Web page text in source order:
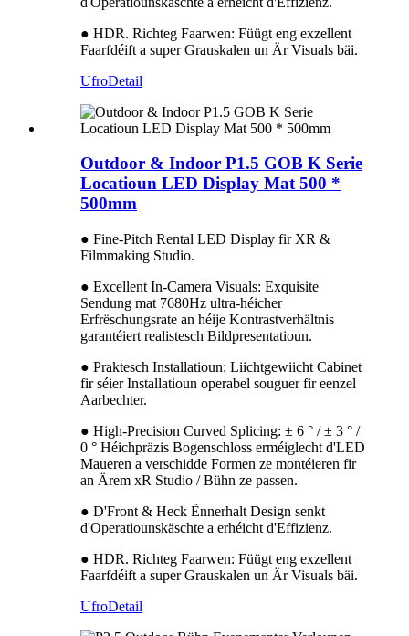
● HDR. Richteg Faarwen: Füügt eng exzellent
Faarfdéift a super Grauskalen un Är Visuals bäi.
UfroDetail
Outdoor & Indoor P1.5 GOB K Serie
Locatioun LED Display Mat 500 *
500mm
● Fine-Pitch Rental LED Display fir XR &
Filmmaking Studio.
● Excellent In-Camera Visuals: Exquisite
Sendung mat 7680Hz ultra-héicher
Erfrëschungsrate an héije Kontrastverhältnis
garantéiert realistesch Bildpresentatioun.
● Praktesch Installatioun: Liichtgewiicht Cabinet
fir séier Installatioun operabel souguer fir eenzel
Aarbechter.
● High-Precision Curved Splicing: ± 6 ° / ± 3 ° /
0 ° Héichpräzis Bogenschloss erméiglecht d'LED
Maueren a verschidde Formen ze montéieren fir
an Ärem xR Studio / Bühn ze passen.
● D'Front & Heck Ënnerhalt Design senkt
d'Operatiounskäschte a erhéicht d'Effizienz.
● HDR. Richteg Faarwen: Füügt eng exzellent
Faarfdéift a super Grauskalen un Är Visuals bäi.
UfroDetail